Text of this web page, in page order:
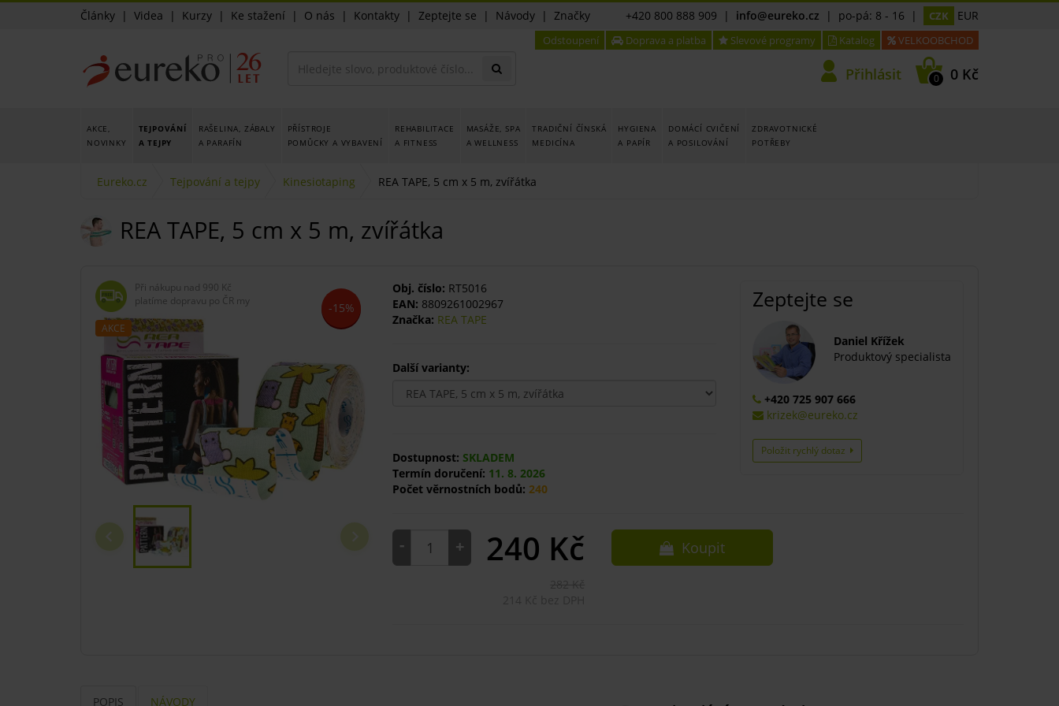
Články | Videa | Kurzy | Ke stažení | O nás | Kontakty | Zeptejte se | Návody | Značky +420 800 888 909 | info@eureko.cz | po-pá: 8 - 16 | CZK EUR
Odstoupení Doprava a platba Slevové programy Katalog VELKOOBCHOD
Přihlásit 0 0 Kč
AKCE,
NOVINKY
TEJPOVÁNÍ
A TEJPY
RAŠELINA, ZÁBALY
A PARAFÍN
PŘÍSTROJE
POMŮCKY A VYBAVENÍ
REHABILITACE
A FITNESS
MASÁŽE, SPA
A WELLNESS
TRADIČNÍ ČÍNSKÁ
MEDICÍNA
HYGIENA
A PAPÍR
DOMÁCÍ CVIČENÍ
A POSILOVÁNÍ
ZDRAVOTNICKÉ
POTŘEBY
Eureko.cz Tejpování a tejpy Kinesiotaping REA TAPE, 5 cm x 5 m, zvířátka
REA TAPE, 5 cm x 5 m, zvířátka
Při nákupu nad 990 Kč
platíme dopravu po ČR my
AKCE
-15%
Obj. číslo: RT5016
EAN: 8809261002967
Značka: REA TAPE
Další varianty:
Dostupnost: SKLADEM
Termín doručení: 11. 8. 2026
Počet věrnostních bodů: 240
Zeptejte se
Daniel Křížek
Produktový specialista
+420 725 907 666
krizek@eureko.cz
Položit rychlý dotaz
- + 240 Kč Koupit
POPIS NÁVODY